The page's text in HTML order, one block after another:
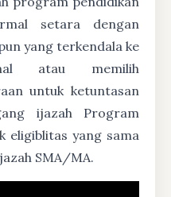
setara dengan
yang terkendala ke
atau memilih
untuk ketuntasan
ijazah Program
eligiblitas yang sama
SMA/MA.